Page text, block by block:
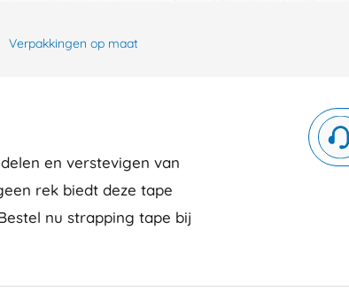
Verpakkingen op maat
en verstevigen van
rek biedt deze tape
nu strapping tape bij